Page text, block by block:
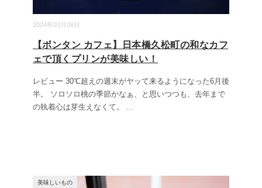
2024年03月08日
【ボンタン カフェ】日本橋久松町の和なカフ
ェで頂くプリンが美味しい！
レビュー 30℃超えの週末がヤッて来るようになった6月後
半。 ソロソロ桃の季節かなぁ、と思いつつも、去年まで
の執着心は芽生えなくて。 ...
美味しいもの